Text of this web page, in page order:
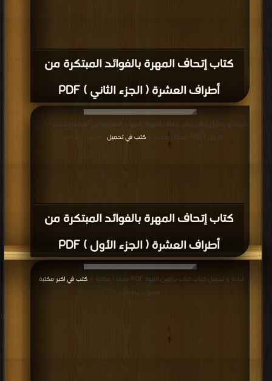
كتاب إتحاف المهرة بالفوائد المبتكرة من
أطراف العشرة ( الجزء الثاني ) PDF
كتاب إتحاف المهرة بالفوائد المبتكرة من
أطراف العشرة ( الجزء الأول ) PDF
قراءة و تحميل كتاب كتاب إتحاف المهرة بالفوائد المبتكرة من أطراف العشرة ( الجزء
الأول ) PDF مجانا | مكتبة >
كتب في تحميل | التحميل : مرة/مرات
قراءة و تحميل كتاب كتاب براهين النبوة PDF مجانا | مكتبة > كتب في اكبر مكتبة
التحميل : مرة/مرات